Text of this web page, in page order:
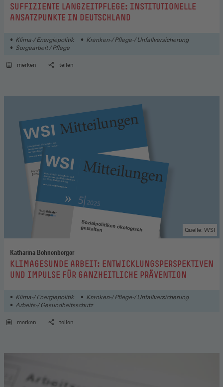
:SUFFIZIENTE LANGZEITPFLEGE: INSTITUTIONELLE
ANSATZPUNKTE IN DEUTSCHLAND
Klima-/ Energiepolitik
Kranken-/ Pflege-/ Unfallversicherung
Sorgearbeit / Pflege
merken teilen
Katharina Bohnenberger
:KLIMAGESUNDE ARBEIT: ENTWICKLUNGSPERSPEKTIVEN
UND IMPULSE FÜR GANZHEITLICHE PRÄVENTION
Quelle: WSI
Klima-/ Energiepolitik
Kranken-/ Pflege-/ Unfallversicherung
Arbeits-/ Gesundheitsschutz
merken teilen